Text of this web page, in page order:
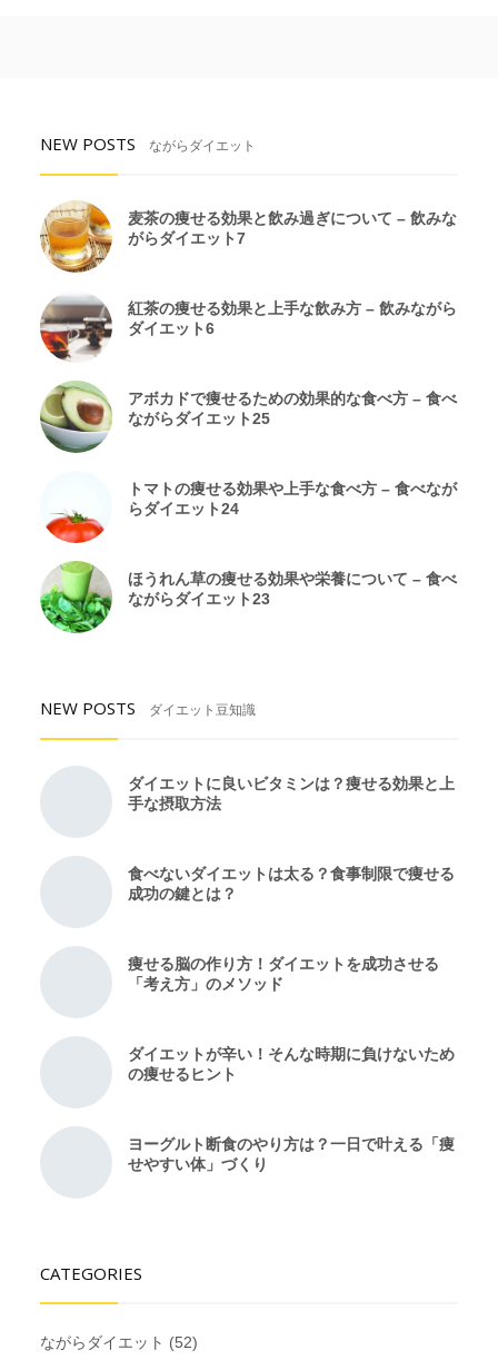
NEW POSTS ながらダイエット
麦茶の痩せる効果と飲み過ぎについて – 飲みな
がらダイエット7
紅茶の痩せる効果と上手な飲み方 – 飲みながら
ダイエット6
アボカドで痩せるための効果的な食べ方 – 食べ
ながらダイエット25
トマトの痩せる効果や上手な食べ方 – 食べなが
らダイエット24
ほうれん草の痩せる効果や栄養について – 食べ
ながらダイエット23
NEW POSTS ダイエット豆知識
ダイエットに良いビタミンは？痩せる効果と上
手な摂取方法
食べないダイエットは太る？食事制限で痩せる
成功の鍵とは？
痩せる脳の作り方！ダイエットを成功させる
「考え方」のメソッド
ダイエットが辛い！そんな時期に負けないため
の痩せるヒント
ヨーグルト断食のやり方は？一日で叶える「痩
せやすい体」づくり
CATEGORIES
ながらダイエット (52)